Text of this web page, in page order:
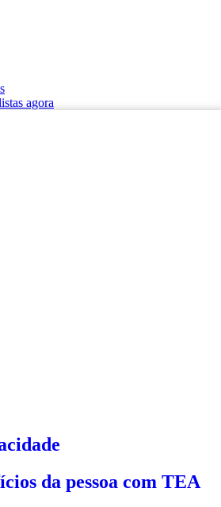
agora
da pessoa com TEA